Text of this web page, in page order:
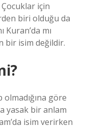
için
biri olduğu da
Kuran’da mı
bir isim değildir.
göre
yasak bir anlam
isim verirken